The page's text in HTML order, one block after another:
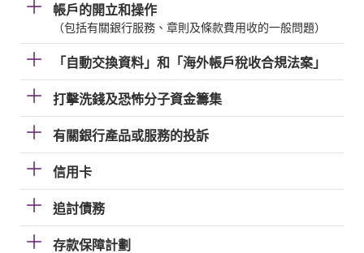
帳戶的開立和操作
（包括有關銀行服務、章則及條款費用收的一般問題）
「自動交換資料」和「海外帳戶稅收合規法案」
打擊洗錢及恐怖分子資金籌集
有關銀行產品或服務的投訴
信用卡
追討債務
存款保障計劃